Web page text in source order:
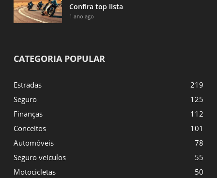
Confira top lista
1 ano ago
CATEGORIA POPULAR
Estradas
219
Seguro
125
Finanças
112
Conceitos
101
Automóveis
78
Seguro veículos
55
Motocicletas
50